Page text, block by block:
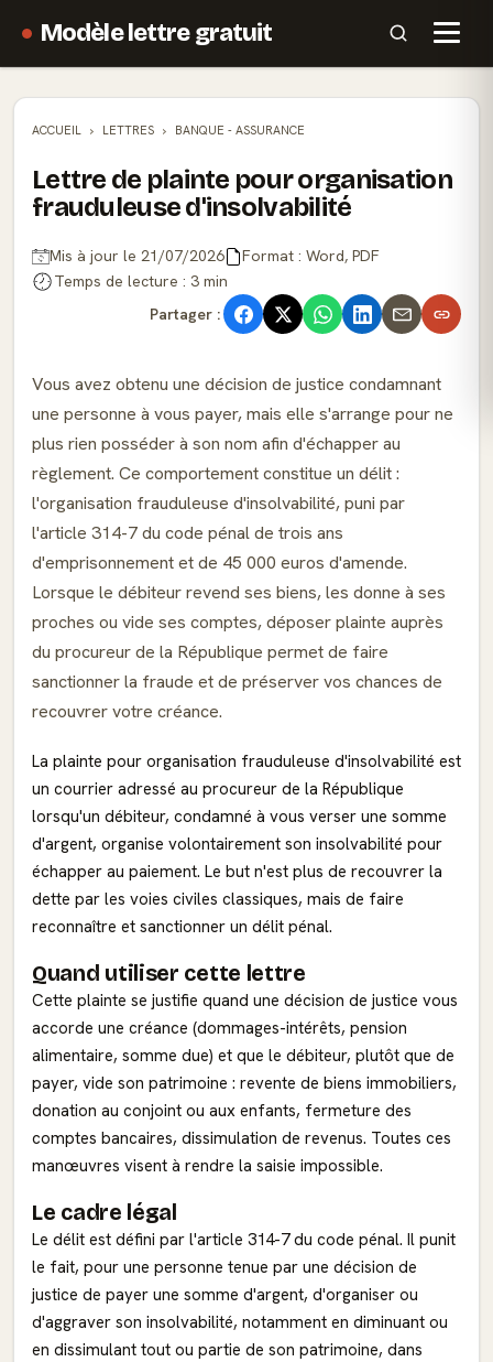
Modèle lettre gratuit
ACCUEIL LETTRES BANQUE - ASSURANCE
Lettre de plainte pour organisation
frauduleuse d'insolvabilité
Mis à jour le 21/07/2026
Format : Word, PDF
Temps de lecture : 3 min
Partager :
Vous avez obtenu une décision de justice condamnant
une personne à vous payer, mais elle s'arrange pour ne
plus rien posséder à son nom afin d'échapper au
règlement. Ce comportement constitue un délit :
l'organisation frauduleuse d'insolvabilité, puni par
l'article 314-7 du code pénal de trois ans
d'emprisonnement et de 45 000 euros d'amende.
Lorsque le débiteur revend ses biens, les donne à ses
proches ou vide ses comptes, déposer plainte auprès
du procureur de la République permet de faire
sanctionner la fraude et de préserver vos chances de
recouvrer votre créance.
La plainte pour organisation frauduleuse d'insolvabilité est
un courrier adressé au procureur de la République
lorsqu'un débiteur, condamné à vous verser une somme
d'argent, organise volontairement son insolvabilité pour
échapper au paiement. Le but n'est plus de recouvrer la
dette par les voies civiles classiques, mais de faire
reconnaître et sanctionner un délit pénal.
Quand utiliser cette lettre
Cette plainte se justifie quand une décision de justice vous
accorde une créance (dommages-intérêts, pension
alimentaire, somme due) et que le débiteur, plutôt que de
payer, vide son patrimoine : revente de biens immobiliers,
donation au conjoint ou aux enfants, fermeture des
comptes bancaires, dissimulation de revenus. Toutes ces
manœuvres visent à rendre la saisie impossible.
Le cadre légal
Le délit est défini par l'article 314-7 du code pénal. Il punit
le fait, pour une personne tenue par une décision de
justice de payer une somme d'argent, d'organiser ou
d'aggraver son insolvabilité, notamment en diminuant ou
en dissimulant tout ou partie de son patrimoine, dans